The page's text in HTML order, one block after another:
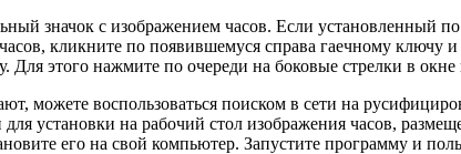
значок с изображением часов. Если установленный
кликните по появившемуся справа гаечному ключу
Для этого нажмите по очереди на боковые стрелки в
можете воспользоваться поиском в сети на
установки на рабочий стол изображения часов,
его на свой компьютер. Запустите программу и